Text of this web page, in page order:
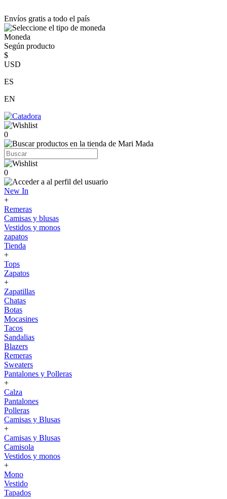
Envíos gratis a todo el país
Moneda
Según producto
$
USD
ES
EN
0
0
New In
+
Remeras
Camisas y blusas
Vestidos y monos
zapatos
Tienda
+
Tops
Zapatos
+
Zapatillas
Chatas
Botas
Mocasines
Tacos
Sandalias
Blazers
Remeras
Sweaters
Pantalones y Polleras
+
Calza
Pantalones
Polleras
Camisas y Blusas
+
Camisas y Blusas
Camisola
Vestidos y monos
+
Mono
Vestido
Tapados